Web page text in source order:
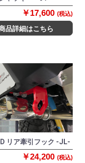
￥17,600 (税込)
品詳細はこちら
リア牽引フック -JL-
￥24,200 (税込)